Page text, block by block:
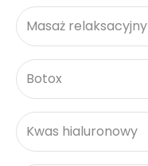
Masaż relaksacyjny
Botox
Kwas hialuronowy